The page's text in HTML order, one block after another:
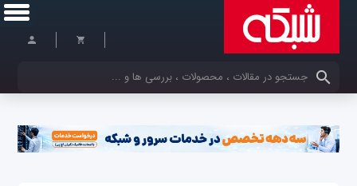
کلمات کلیدی خود را وارد کنید